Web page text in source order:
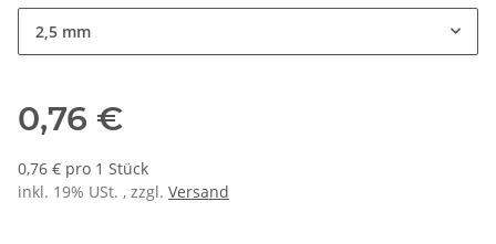
2,5 mm
0,76 €
0,76 € pro 1 Stück
inkl. 19% USt. , zzgl. Versand